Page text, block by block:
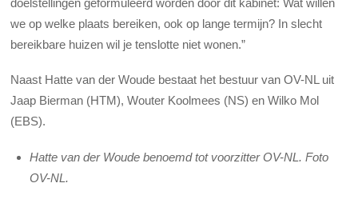
doelstellingen geformuleerd worden door dit kabinet: Wat willen
we op welke plaats bereiken, ook op lange termijn? In slecht
bereikbare huizen wil je tenslotte niet wonen.”
Naast Hatte van der Woude bestaat het bestuur van OV-NL uit
Jaap Bierman (HTM), Wouter Koolmees (NS) en Wilko Mol
(EBS).
Hatte van der Woude benoemd tot voorzitter OV-NL. Foto
OV-NL.